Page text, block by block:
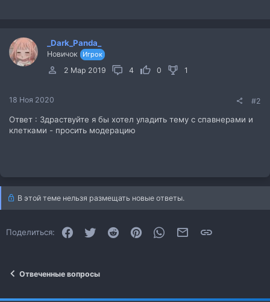
_Dark_Panda_
Новичок Игрок
2 Мар 2019 4 0 1
18 Ноя 2020 #2
Ответ : Здраствуйте я бы хотел уладить тему с спавнерами и
клетками - просить модерацию
В этой теме нельзя размещать новые ответы.
Поделиться: FacebookTwitter Reddit PinterestWhatsAppЭлектронная почта
Отвеченные вопросы